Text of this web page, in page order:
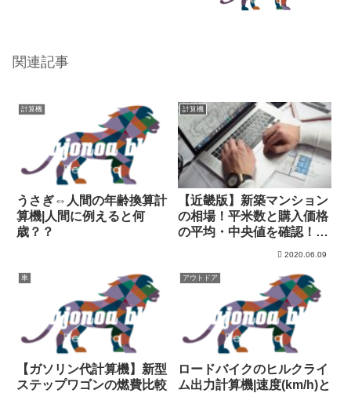
関連記事
計算機
うさぎ⇔人間の年齢換算計
算機|人間に例えると何
歳？？
計算機
【近畿版】新築マンション
の相場！平米数と購入価格
の平均・中央値を確認！頭
2020.06.09
車
【ガソリン代計算機】新型
ステップワゴンの燃費比較
アウトドア
ロードバイクのヒルクライ
ム出力計算機|速度(km/h)と